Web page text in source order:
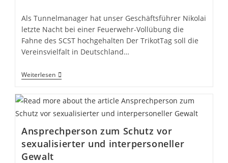
Als Tunnelmanager hat unser Geschäftsführer Nikolai
letzte Nacht bei einer Feuerwehr-Vollübung die
Fahne des SCST hochgehalten Der TrikotTag soll die
Vereinsvielfalt in Deutschland…
WeiterlesenTrikottag
NRW
Ansprechperson zum Schutz vor
sexualisierter und interpersoneller
Gewalt